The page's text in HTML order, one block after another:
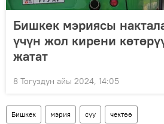
Бишкек мэриясы
үчүн жол кирени
жатат
8 Тогуздун айы 2024, 14:05
Бишкек мэрия суу чектөө